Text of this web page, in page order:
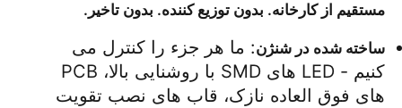
مستقیم از کارخانه. بدون توزیع کننده. بدون تاخیر.
ساخته شده در شنژن